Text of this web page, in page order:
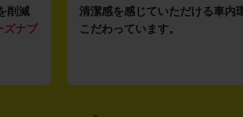
削減
ズナブ
清潔感を感じていただける車内
こだわっています。